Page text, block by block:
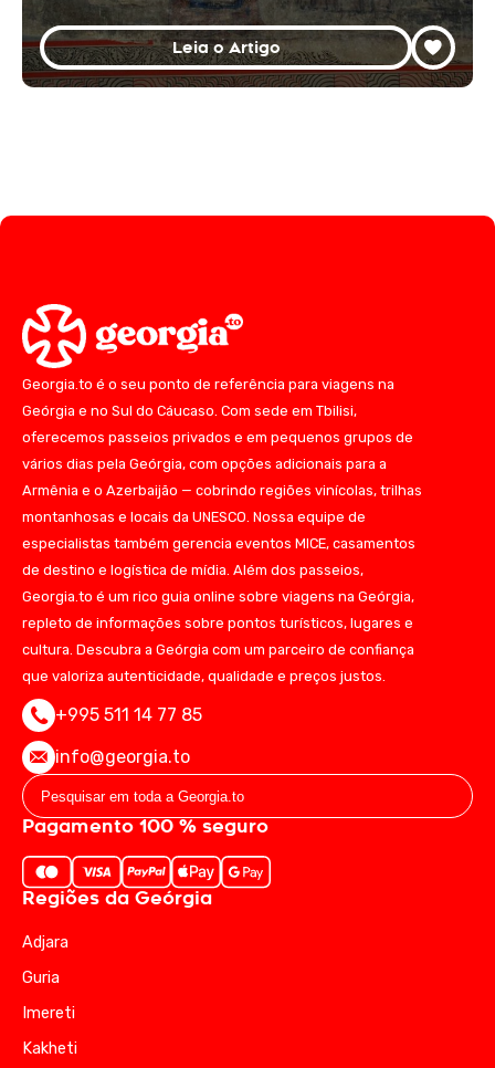
Leia o Artigo
Georgia.to é o seu ponto de referência para viagens na
Geórgia e no Sul do Cáucaso. Com sede em Tbilisi,
oferecemos passeios privados e em pequenos grupos de
vários dias pela Geórgia, com opções adicionais para a
Armênia e o Azerbaijão — cobrindo regiões vinícolas, trilhas
montanhosas e locais da UNESCO. Nossa equipe de
especialistas também gerencia eventos MICE, casamentos
de destino e logística de mídia. Além dos passeios,
Georgia.to é um rico guia online sobre viagens na Geórgia,
repleto de informações sobre pontos turísticos, lugares e
cultura. Descubra a Geórgia com um parceiro de confiança
que valoriza autenticidade, qualidade e preços justos.
+995 511 14 77 85
info@georgia.to
Pagamento 100 % seguro
Regiões da Geórgia
Adjara
Guria
Imereti
Kakheti